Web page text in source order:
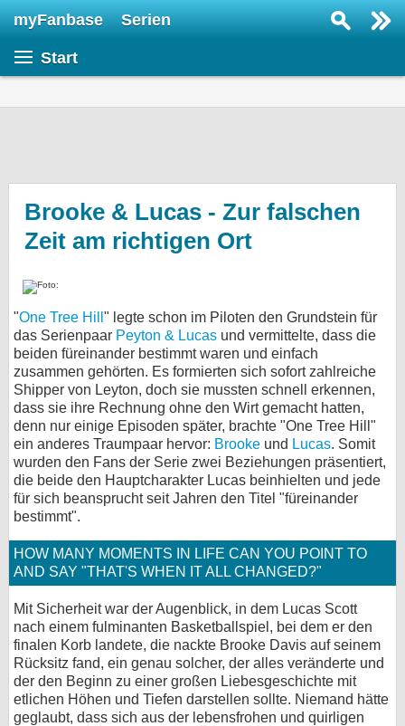
myFanbase Serien
Start
Brooke & Lucas - Zur falschen
Zeit am richtigen Ort
"One Tree Hill " legte schon im Piloten den Grundstein für
das Serienpaar Peyton & Lucas und vermittelte, dass die
beiden füreinander bestimmt waren und einfach
zusammen gehörten. Es formierten sich sofort zahlreiche
Shipper von Leyton, doch sie mussten schnell erkennen,
dass sie ihre Rechnung ohne den Wirt gemacht hatten,
denn nur einige Episoden später, brachte "One Tree Hill"
ein anderes Traumpaar hervor: Brooke und Lucas. Somit
wurden den Fans der Serie zwei Beziehungen präsentiert,
die beide den Hauptcharakter Lucas beinhielten und jede
für sich beansprucht seit Jahren den Titel "füreinander
bestimmt".
HOW MANY MOMENTS IN LIFE CAN YOU POINT TO
AND SAY "THAT'S WHEN IT ALL CHANGED?"
Mit Sicherheit war der Augenblick, in dem Lucas Scott
nach einem fulminanten Basketballspiel, bei dem er den
finalen Korb landete, die nackte Brooke Davis auf seinem
Rücksitz fand, ein genau solcher, der alles veränderte und
der den Beginn zu einer großen Liebesgeschichte mit
etlichen Höhen und Tiefen darstellen sollte. Niemand hätte
geglaubt, dass sich aus der lebensfrohen und quirligen
Veranstaltungen
SERVICE
Gewinnspiele
Forum
bei X
bei Facebook
Nutzungsbedingungen
Datenschutz
Cookie-Einstellungen
Impressum
Desktop-Ansicht